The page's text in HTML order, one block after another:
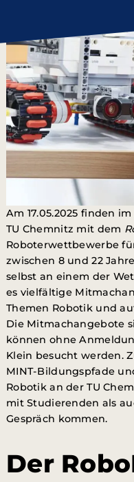
Am 17.05.2025 finden
TU Chemnitz mit dem
Roboterwettbewerbe
zwischen 8 und 22
selbst an einem der
es vielfältige
Themen Robotik und
Die Mitmachangebote
können ohne
Klein besucht werden.
MINT-Bildungspfade
Robotik an der TU
mit Studierenden als
Gespräch kommen.
Der